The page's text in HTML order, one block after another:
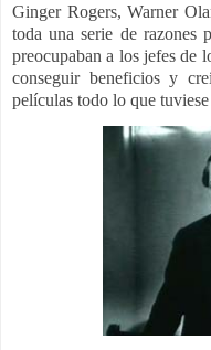
Ginger Rogers, Warner
toda una serie de razones
preocupaban a los jefes de
conseguir beneficios y
películas todo lo que